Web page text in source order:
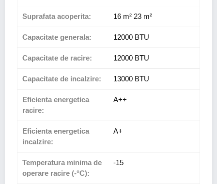
Suprafata acoperita: 16 m² 23 m²
Capacitate generala: 12000 BTU
Capacitate de racire: 12000 BTU
Capacitate de incalzire: 13000 BTU
Eficienta energetica
racire:
A++
Eficienta energetica
incalzire:
A+
Temperatura minima de
operare racire (-°C):
-15